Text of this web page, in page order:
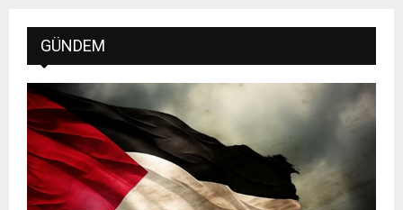
GÜNDEM